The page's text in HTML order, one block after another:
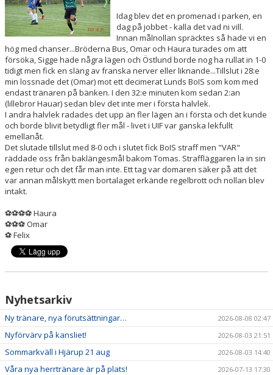
MATCHER
DOKUMENT
KLUBBSHOP
ARR-/ EVENEMANG
VÄRDEGRUND / ALDRIG ENSAM
SPELARTRUPPEN
PARTNERS
Idag blev det en promenad i parken, en
dag på jobbet - kalla det vad ni vill.
Innan målnollan spräcktes så hade vi en
hög med chanser...Bröderna Bus, Omar och Haura turades om att
försöka, Sigge hade några lägen och Östlund borde nog ha rullat in 1-0
tidigt men fick en släng av franska nerver eller liknande...Tillslut i 28:e
min lossnade det (Omar) mot ett decimerat Lunds BoIS som kom med
endast tränaren på bänken. I den 32:e minuten kom sedan 2:an
(lillebror Hauar) sedan blev det inte mer i första halvlek.
I andra halvlek radades det upp än fler lägen än i första och det kunde
och borde blivit betydligt fler mål - livet i UIF var ganska lekfullt
emellanåt.
Det slutade tillslut med 8-0 och i slutet fick BoIS straff men "VAR"
räddade oss från baklängesmål bakom Tomas. Straffläggaren la in sin
egen retur och det får man inte. Ett tag var domaren säker på att det
var annan målskytt men bortalaget erkände regelbrott och nollan blev
intakt.
⚽⚽⚽⚽ Haura
⚽⚽⚽ Omar
⚽ Felix
Nyhetsarkiv
Ny tränare, nya förutsättningar… 2026-08-08 02:47
Nyförvärv på kansliet! 2026-08-03 21:51
Sommarkväll i Hjärup 21 aug 2026-08-03 14:40
Våra nya herrtränare är på plats! 2026-07-13 17:30